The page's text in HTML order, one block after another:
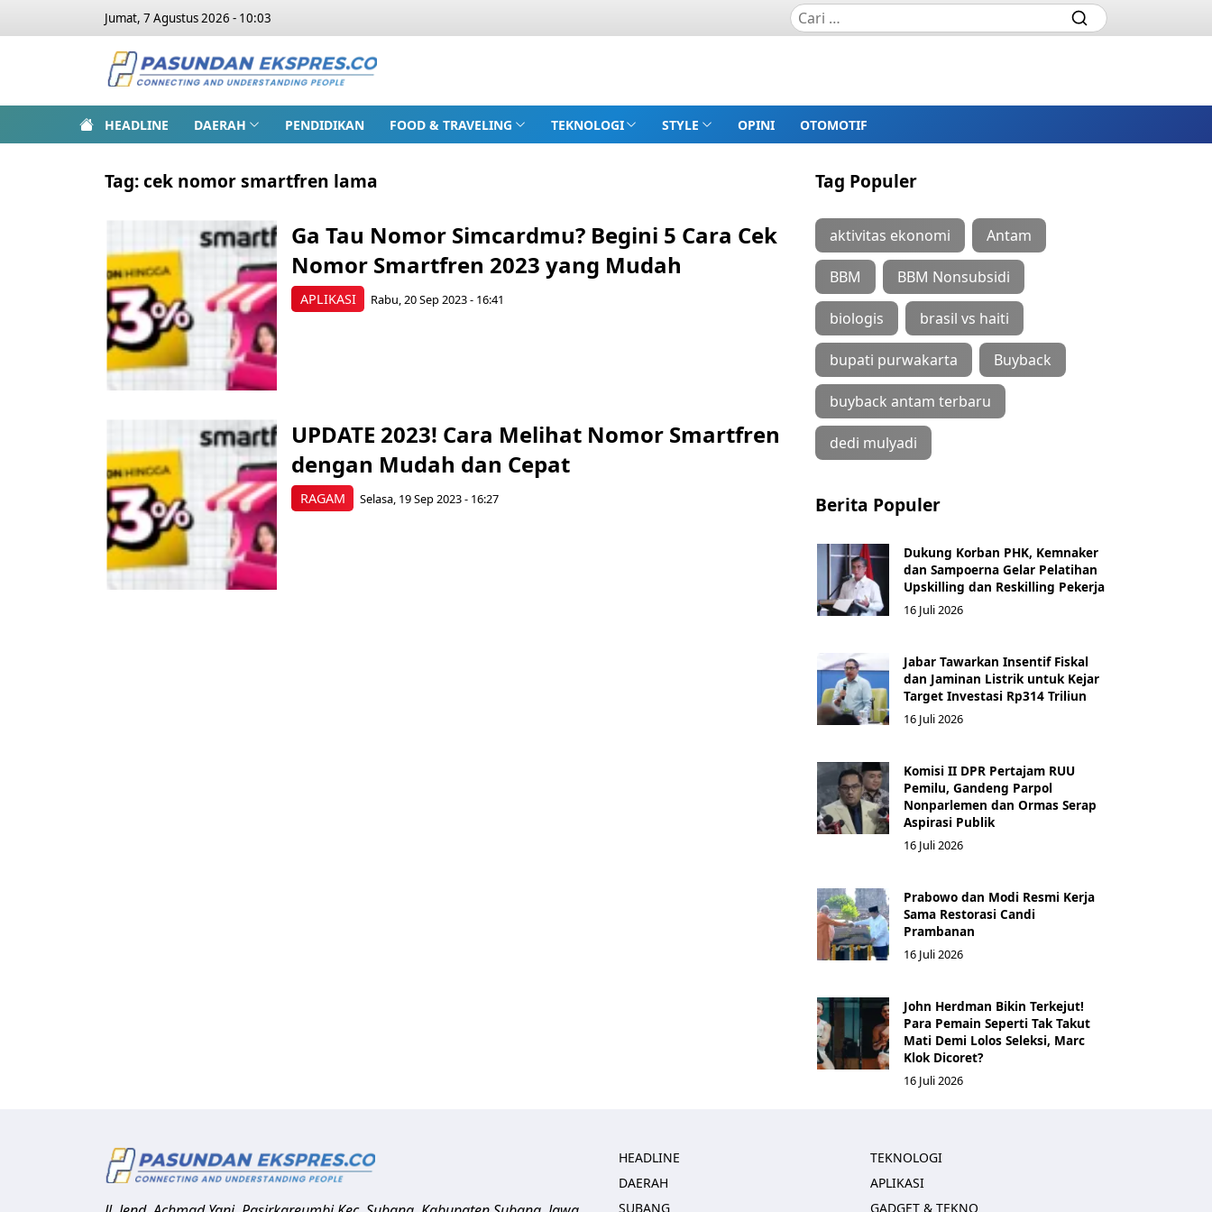
Jumat, 7 Agustus 2026 - 10:03
HEADLINE DAERAH PENDIDIKAN FOOD & TRAVELING TEKNOLOGI STYLE OPINI OTOMOTIF
Tag:cek nomor smartfren lama
APLIKASI
Ga Tau Nomor Simcardmu? Begini 5 Cara Cek
Nomor Smartfren 2023 yang Mudah
Rabu, 20 Sep 2023 - 16:41
RAGAM
UPDATE 2023! Cara Melihat Nomor Smartfren
dengan Mudah dan Cepat
Selasa, 19 Sep 2023 - 16:27
Tag Populer
aktivitas ekonomi Antam
BBM BBM Nonsubsidi
biologis brasil vs haiti
bupati purwakarta Buyback
buyback antam terbaru
dedi mulyadi
Berita Populer
Dukung Korban PHK, Kemnaker
dan Sampoerna Gelar Pelatihan
Upskilling dan Reskilling Pekerja
16 Juli 2026
Jabar Tawarkan Insentif Fiskal
dan Jaminan Listrik untuk Kejar
Target Investasi Rp314 Triliun
16 Juli 2026
Komisi II DPR Pertajam RUU
Pemilu, Gandeng Parpol
Nonparlemen dan Ormas Serap
Aspirasi Publik
16 Juli 2026
Prabowo dan Modi Resmi Kerja
Sama Restorasi Candi
Prambanan
16 Juli 2026
John Herdman Bikin Terkejut!
Para Pemain Seperti Tak Takut
Mati Demi Lolos Seleksi, Marc
Klok Dicoret?
16 Juli 2026
HEADLINE
DAERAH
SUBANG
TEKNOLOGI
APLIKASI
GADGET & TEKNO